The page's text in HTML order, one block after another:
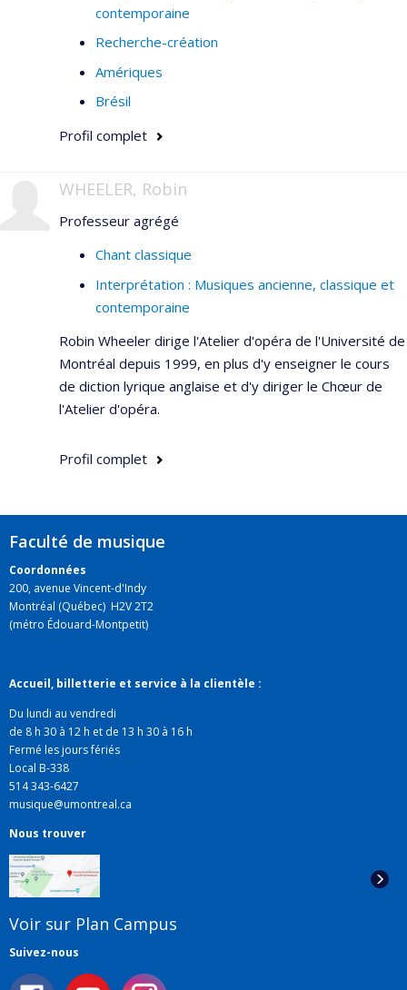
contemporaine
Recherche-création
Amériques
Brésil
Profil complet
WHEELER, Robin
Professeur agrégé
Chant classique
Interprétation : Musiques ancienne, classique et
contemporaine
Robin Wheeler dirige l'Atelier d'opéra de l'Université de
Montréal depuis 1999, en plus d'y enseigner le cours
de diction lyrique anglaise et d'y diriger le Chœur de
l'Atelier d'opéra.
Profil complet
Faculté de musique
Coordonnées
200, avenue Vincent-d'Indy
Montréal (Québec) H2V 2T2
(métro Édouard-Montpetit)
Accueil, billetterie et service à la clientèle :
Du lundi au vendredi
de 8 h 30 à 12 h et de 13 h 30 à 16 h
Fermé les jours fériés
Local B-338
514 343-6427
musique@umontreal.ca
Nous trouver
Voir sur Plan Campus
Suivez-nous